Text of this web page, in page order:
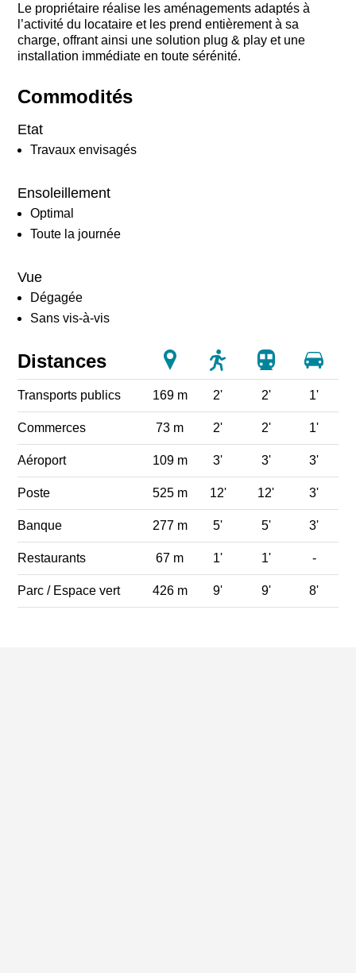
Le propriétaire réalise les aménagements adaptés à
l’activité du locataire et les prend entièrement à sa
charge, offrant ainsi une solution plug & play et une
installation immédiate en toute sérénité.
Commodités
Etat
Travaux envisagés
Ensoleillement
Optimal
Toute la journée
Vue
Dégagée
Sans vis-à-vis
Distances
Transports publics 169 m 2' 2' 1'
Commerces 73 m 2' 2' 1'
Aéroport 109 m 3' 3' 3'
Poste 525 m 12' 12' 3'
Banque 277 m 5' 5' 3'
Restaurants 67 m 1' 1' -
Parc / Espace vert 426 m 9' 9' 8'